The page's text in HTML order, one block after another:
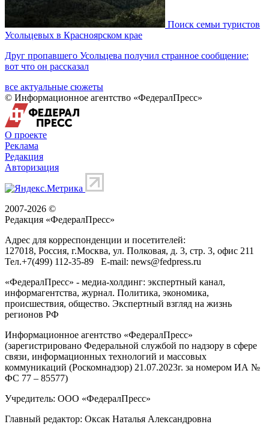
Поиск семьи туристов
Усольцевых в Красноярском крае
Друг пропавшего Усольцева получил странное сообщение:
вот что он рассказал
все актуальные сюжеты
© Информационное агентство «ФедералПресс»
О проекте
Реклама
Редакция
Авторизация
2007-2026 ©
Редакция «ФедералПресс»
Адрес для корреспонденции и посетителей:
127018, Россия, г.Москва, ул. Полковая, д. 3, стр. 3, офис 211
Тел.+7(499) 112-35-89 E-mail: news@fedpress.ru
«ФедералПресс» - медиа-холдинг: экспертный канал,
информагентства, журнал. Политика, экономика,
происшествия, общество. Экспертный взгляд на жизнь
регионов РФ
Информационное агентство «ФедералПресс»
(зарегистрировано Федеральной службой по надзору в сфере
связи, информационных технологий и массовых
коммуникаций (Роскомнадзор) 21.07.2023г. за номером ИА №
ФС 77 – 85577)
Учредитель: ООО «ФедералПресс»
Главный редактор: Оксак Наталья Александровна